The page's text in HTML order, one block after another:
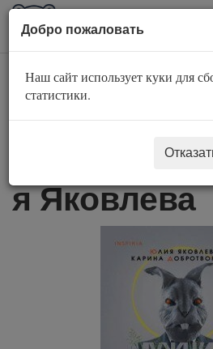
AuBook.org
Мужчина
Карина
я Яковлева
Добро пожаловать
Наш сайт использует куки для
статистики.